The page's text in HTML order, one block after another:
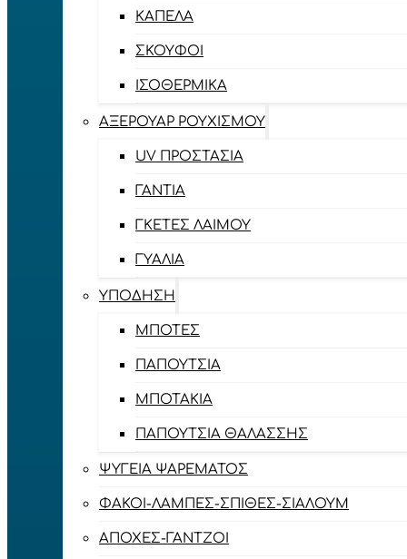
ΚΑΠΈΛΑ
ΣΚΟΎΦΟΙ
ΙΣΟΘΕΡΜΙΚΆ
ΑΞΕΡΟΥΆΡ ΡΟΥΧΙΣΜΟΎ
UV ΠΡΟΣΤΑΣΊΑ
ΓΆΝΤΙΑ
ΓΚΈΤΕΣ ΛΑΊΜΟΥ
ΓΥΑΛΙΆ
ΥΠΌΔΗΣΗ
ΜΠΌΤΕΣ
ΠΑΠΟΎΤΣΙΑ
ΜΠΟΤΆΚΙΑ
ΠΑΠΟΎΤΣΙΑ ΘΑΛΆΣΣΗΣ
ΨΥΓΕΊΑ ΨΑΡΈΜΑΤΟΣ
ΦΑΚΟΊ-ΛΆΜΠΕΣ-ΣΠΊΘΕΣ-ΣΊΑΛΟΥΜ
ΑΠΌΧΕΣ-ΓΆΝΤΖΟΙ